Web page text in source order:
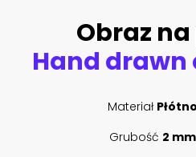
Obraz
Materiał Płótno
Grubość 2 mm